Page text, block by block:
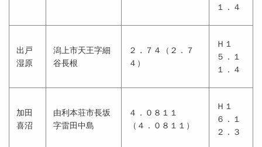
１．４
出戸
湿原
潟上市天王字細
谷長根
２．７４（２．７
４）
Ｈ１
５．１
１．４
加田
喜沼
由利本荘市長坂
字雷田中島
４．０８１１
（４．０８１１）
Ｈ１
６．１
２．３